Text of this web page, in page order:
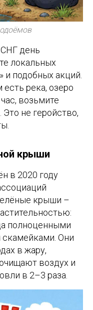
СНГ день
локальных
и подобных акций.
река, озеро
возьмите
Это не геройство,
крыши
в 2020 году
крыши –
полноценными
Они
в жару,
воздух и
в 2–3 раза.